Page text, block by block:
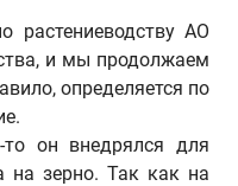
растениеводству АО
и мы продолжаем
определяется по
он внедрялся для
на зерно. Так как на